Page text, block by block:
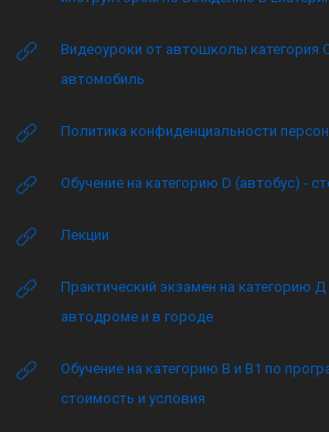
Видеоуроки от автошколы категория
автомобиль
Политика конфиденциальности
Обучение на категорию D (автобус) -
Лекции
Практический экзамен на категорию Д
автодроме и в городе
Обучение на категорию B и B1 по
стоимость и условия